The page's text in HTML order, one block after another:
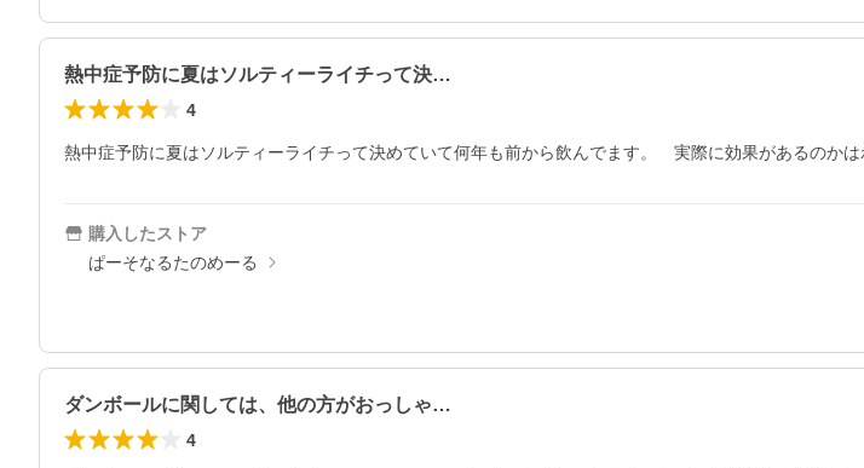
熱中症予防に夏はソルティーライチって決…
4
熱中症予防に夏はソルティーライチって決めていて何年も前から飲んでます。　実際に効果があるのか
購入したストア
ぱーそなるたのめーる
ダンボールに関しては、他の方がおっしゃ…
4